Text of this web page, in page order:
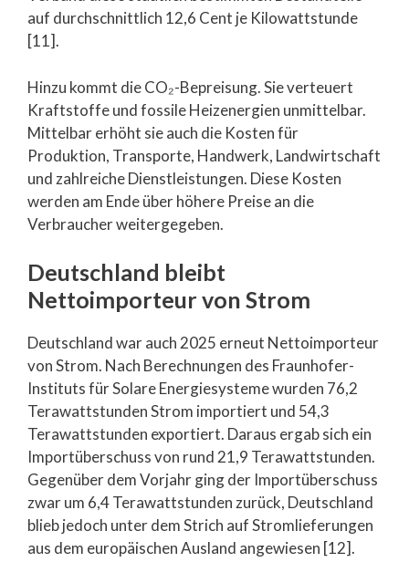
auf durchschnittlich 12,6 Cent je Kilowattstunde
[11].
Hinzu kommt die CO₂-Bepreisung. Sie verteuert
Kraftstoffe und fossile Heizenergien unmittelbar.
Mittelbar erhöht sie auch die Kosten für
Produktion, Transporte, Handwerk, Landwirtschaft
und zahlreiche Dienstleistungen. Diese Kosten
werden am Ende über höhere Preise an die
Verbraucher weitergegeben.
Deutschland bleibt
Nettoimporteur von Strom
Deutschland war auch 2025 erneut Nettoimporteur
von Strom. Nach Berechnungen des Fraunhofer-
Instituts für Solare Energiesysteme wurden 76,2
Terawattstunden Strom importiert und 54,3
Terawattstunden exportiert. Daraus ergab sich ein
Importüberschuss von rund 21,9 Terawattstunden.
Gegenüber dem Vorjahr ging der Importüberschuss
zwar um 6,4 Terawattstunden zurück, Deutschland
blieb jedoch unter dem Strich auf Stromlieferungen
aus dem europäischen Ausland angewiesen [12].